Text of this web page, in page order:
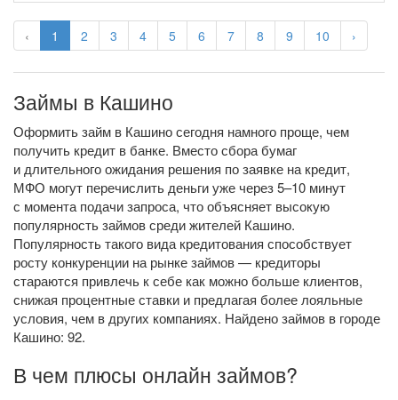
‹ 1 2 3 4 5 6 7 8 9 10 ›
Займы в Кашино
Оформить займ в Кашино сегодня намного проще, чем
получить кредит в банке. Вместо сбора бумаг
и длительного ожидания решения по заявке на кредит,
МФО могут перечислить деньги уже через 5–10 минут
с момента подачи запроса, что объясняет высокую
популярность займов среди жителей Кашино.
Популярность такого вида кредитования способствует
росту конкуренции на рынке займов — кредиторы
стараются привлечь к себе как можно больше клиентов,
снижая процентные ставки и предлагая более лояльные
условия, чем в других компаниях. Найдено займов в городе
Кашино: 92.
В чем плюсы онлайн займов?